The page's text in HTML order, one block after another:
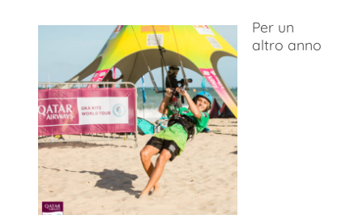
Per un
altro anno